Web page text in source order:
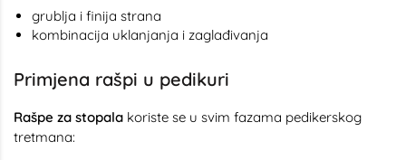
grublja i finija strana
kombinacija uklanjanja i zaglađivanja
Primjena rašpi u pedikuri
Rašpe za stopala koriste se u svim fazama pedikerskog
tretmana: